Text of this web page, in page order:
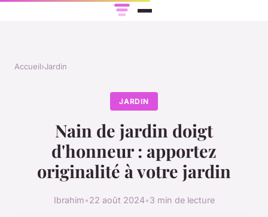
Accueil›Jardin
JARDIN
Nain de jardin doigt
d'honneur : apportez
originalité à votre jardin
Ibrahim•22 août 2024•3 min de lecture